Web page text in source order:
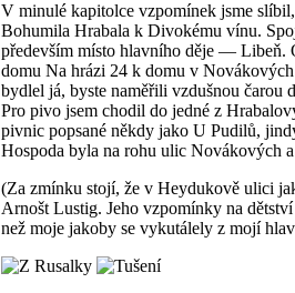
V minulé kapitolce vzpomínek jsme
Bohumila Hrabala k Divokému vínu.
především místo hlavního děje — Libeň.
domu Na hrázi 24 k domu v
bydlel já, byste naměřili vzdušnou čarou
Pro pivo jsem chodil do jedné z
pivnic popsané někdy jako U Pudilů,
Hospoda byla na rohu ulic Novákových
(Za zmínku stojí, že v Heydukově ulici
Arnošt Lustig. Jeho vzpomínky na
než moje jakoby se vykutálely z mojí